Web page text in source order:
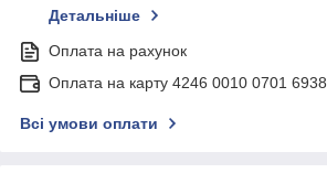
Детальніше
Оплата на рахунок
Оплата на карту 4246 0010 0701 6938
Всі умови оплати